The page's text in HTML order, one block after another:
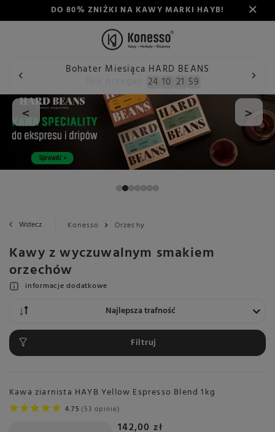
DO 80% ZNIŻKI NA KAWY MARKI HAYB!
Bohater Miesiąca HARD BEANS
24 10 21 58
< >
Wstecz Konesso Orzechy
Kawy z wyczuwalnym smakiem
orzechów
informacje dodatkowe
Zmień sortowanie
Najlepsza trafność
Filtruj
Kawa ziarnista HAYB Yellow Espresso Blend 1kg
4.75 53 opinie
142,00 zł